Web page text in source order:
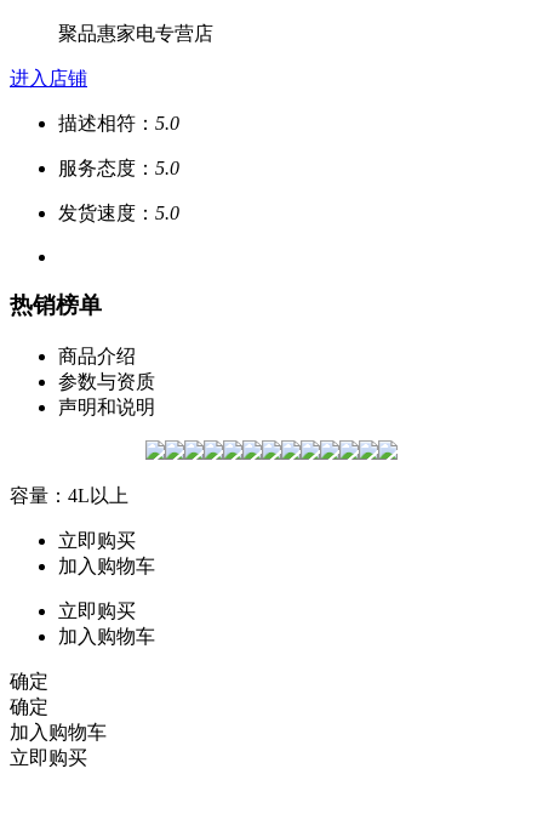
聚品惠家电专营店
进入店铺
描述相符： 5.0
服务态度： 5.0
发货速度： 5.0
热销榜单
商品介绍
参数与资质
声明和说明
容量：4L以上
立即购买
加入购物车
立即购买
加入购物车
确定
确定
加入购物车
立即购买